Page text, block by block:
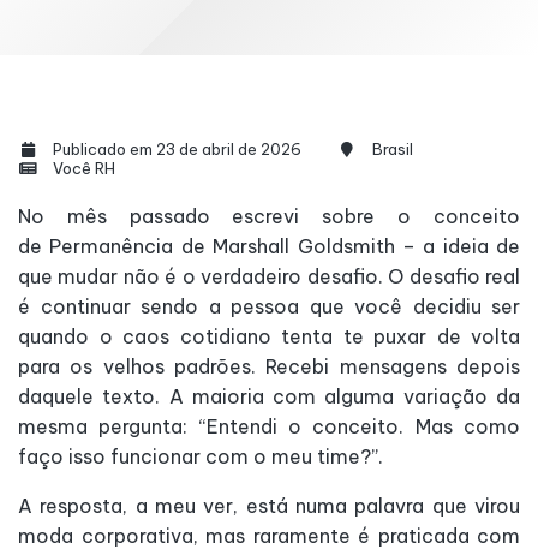
Publicado em 23 de abril de 2026
Brasil
Você RH
No mês passado escrevi sobre o conceito
de Permanência de Marshall Goldsmith – a ideia de
que mudar não é o verdadeiro desafio. O desafio real
é continuar sendo a pessoa que você decidiu ser
quando o caos cotidiano tenta te puxar de volta
para os velhos padrões. Recebi mensagens depois
daquele texto. A maioria com alguma variação da
mesma pergunta: “Entendi o conceito. Mas como
faço isso funcionar com o meu time?”.
A resposta, a meu ver, está numa palavra que virou
moda corporativa, mas raramente é praticada com